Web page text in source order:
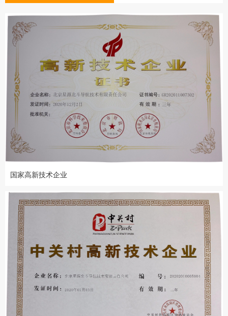
国家高新技术企业